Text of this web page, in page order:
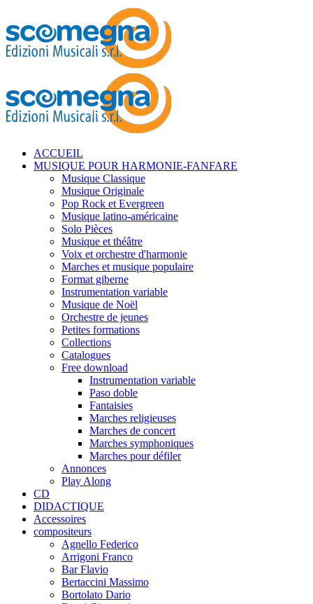
ACCUEIL
MUSIQUE POUR HARMONIE-FANFARE
Musique Classique
Musique Originale
Pop Rock et Evergreen
Musique latino-américaine
Solo Pièces
Musique et théâtre
Voix et orchestre d'harmonie
Marches et musique populaire
Format giberne
Instrumentation variable
Musique de Noël
Orchestre de jeunes
Petites formations
Collections
Catalogues
Free download
Instrumentation variable
Paso doble
Fantaisies
Marches religieuses
Marches de concert
Marches symphoniques
Marches pour défiler
Annonces
Play Along
CD
DIDACTIQUE
Accessoires
compositeurs
Agnello Federico
Arrigoni Franco
Bar Flavio
Bertaccini Massimo
Bortolato Dario